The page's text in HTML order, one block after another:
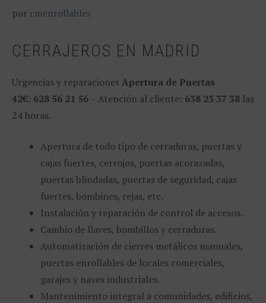
por cmenrollables
CERRAJEROS EN MADRID
Urgencias y reparaciones Apertura de Puertas
42€: 628 56 21 56– Atención al cliente: 638 23 37 38 las
24 horas.
Apertura de todo tipo de cerraduras, puertas y
cajas fuertes, cerrojos, puertas acorazadas,
puertas blindadas, puertas de seguridad, cajas
fuertes, bombines, rejas, etc.
Instalación y reparación de control de accesos.
Cambio de llaves, bombillos y cerraduras.
Automatización de cierres metálicos manuales,
puertas enrollables de locales comerciales,
garajes y naves industriales.
Mantenimiento integral a comunidades, edificios,